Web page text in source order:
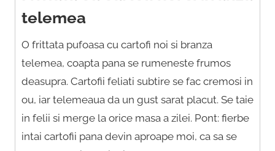
telemea
O frittata pufoasa cu cartofi noi si branza
telemea, coapta pana se rumeneste frumos
deasupra. Cartofii feliati subtire se fac cremosi in
ou, iar telemeaua da un gust sarat placut. Se taie
in felii si merge la orice masa a zilei. Pont: fierbe
intai cartofii pana devin aproape moi, ca sa se